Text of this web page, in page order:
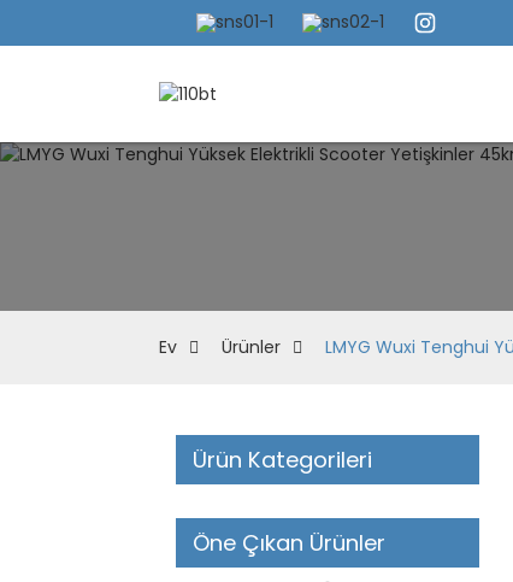
Ev Ürünler LMYG Wuxi Tenghui
Ürün Kategorileri
Öne Çıkan Ürünler
Loading...
Loading...